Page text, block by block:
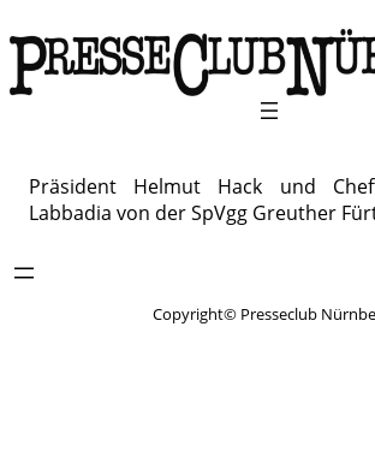
Präsident Helmut Hack und
Labbadia von der SpVgg Greuther
Copyright© Presseclub